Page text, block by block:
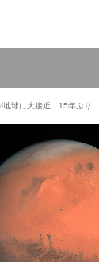
地球に大接近 15年ぶり